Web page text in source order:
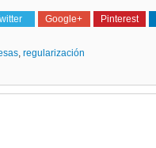
Google+ Pinterest
, regularización